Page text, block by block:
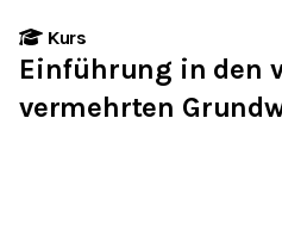
Kurs
Einführung in den
vermehrten